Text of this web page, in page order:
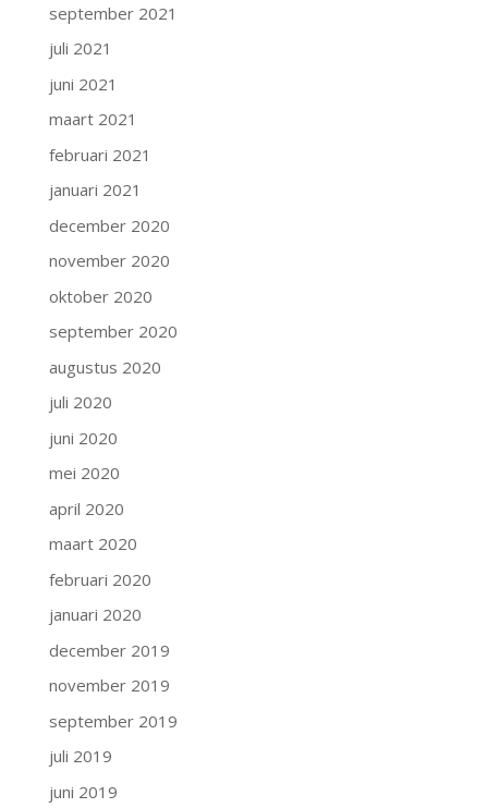
september 2021
juli 2021
juni 2021
maart 2021
februari 2021
januari 2021
december 2020
november 2020
oktober 2020
september 2020
augustus 2020
juli 2020
juni 2020
mei 2020
april 2020
maart 2020
februari 2020
januari 2020
december 2019
november 2019
september 2019
juli 2019
juni 2019